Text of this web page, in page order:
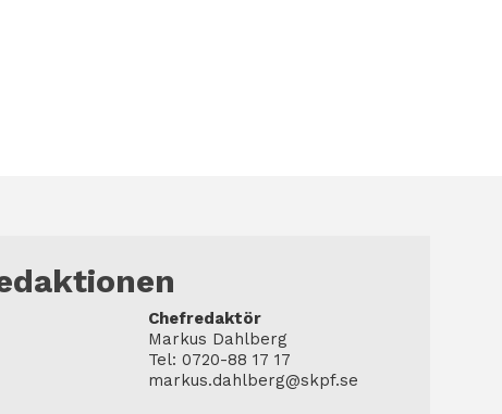
Chefredaktör
Markus Dahlberg
Tel: 0720-88 17 17
markus.dahlberg@skpf.se